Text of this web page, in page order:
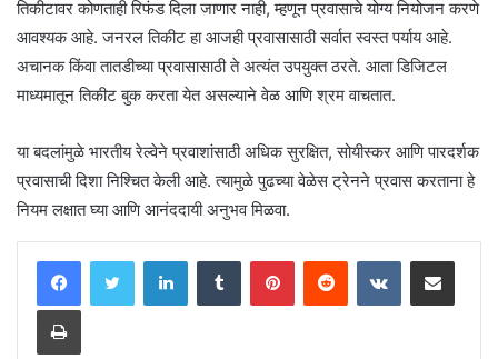
तिकीटावर कोणताही रिफंड दिला जाणार नाही, म्हणून प्रवासाचे योग्य नियोजन करणे
आवश्यक आहे. जनरल तिकीट हा आजही प्रवासासाठी सर्वात स्वस्त पर्याय आहे.
अचानक किंवा तातडीच्या प्रवासासाठी ते अत्यंत उपयुक्त ठरते. आता डिजिटल
माध्यमातून तिकीट बुक करता येत असल्याने वेळ आणि श्रम वाचतात.
या बदलांमुळे भारतीय रेल्वेने प्रवाशांसाठी अधिक सुरक्षित, सोयीस्कर आणि पारदर्शक
प्रवासाची दिशा निश्चित केली आहे. त्यामुळे पुढच्या वेळेस ट्रेनने प्रवास करताना हे
नियम लक्षात घ्या आणि आनंददायी अनुभव मिळवा.
LinkedInTumblr PinterestReddit VKontakteShare via Email
Print